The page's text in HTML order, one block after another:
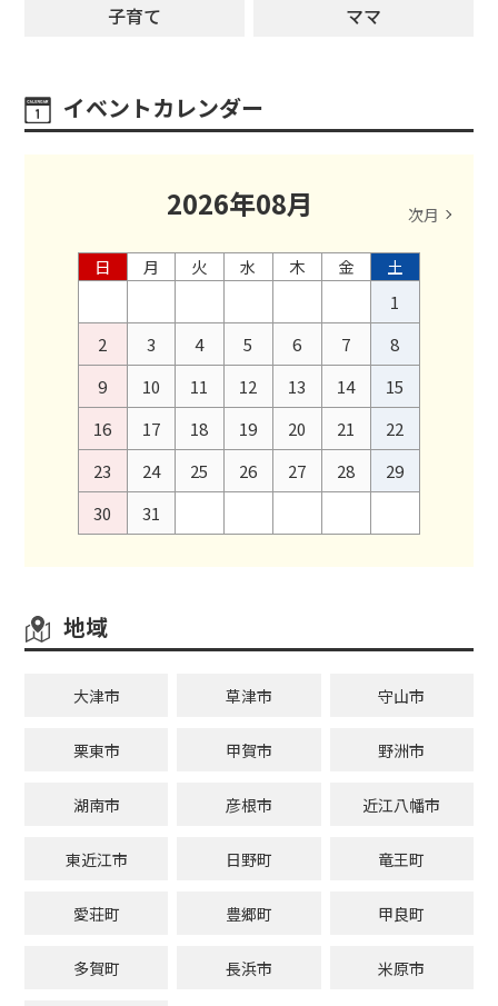
子育て
ママ
イベントカレンダー
2026年08月 次月
日 月 火 水 木 金
土
1
2
3 4 5 6 7
8
9
10 11 12 13 14
15
16
17 18 19 20 21
22
23
24 25 26 27 28
29
30
31
地域
大津市 草津市 守山市
栗東市 甲賀市 野洲市
湖南市 彦根市 近江八幡市
東近江市 日野町 竜王町
愛荘町 豊郷町 甲良町
多賀町 長浜市 米原市